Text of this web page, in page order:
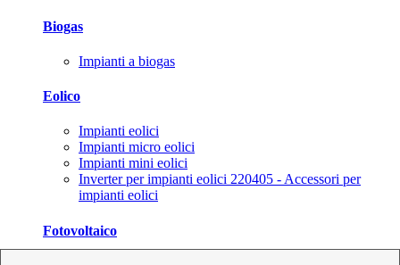
Biogas
Impianti a biogas
Eolico
Impianti eolici
Impianti micro eolici
Impianti mini eolici
Inverter per impianti eolici 220405 - Accessori per
impianti eolici
Fotovoltaico